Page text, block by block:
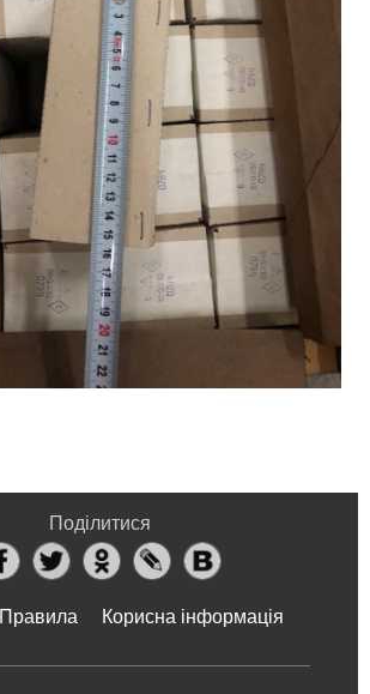
Поділитися
Правила Корисна інформація